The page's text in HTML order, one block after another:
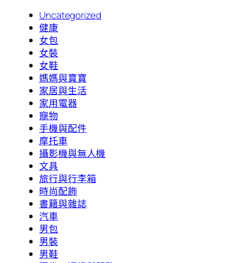
Uncategorized
健康
女包
女裝
女鞋
媽媽與寶寶
家居與生活
家用電器
寵物
手機與配件
摩托車
攝影機與無人機
文具
旅行與行李箱
時尚配飾
書籍與雜誌
汽車
男包
男裝
男鞋